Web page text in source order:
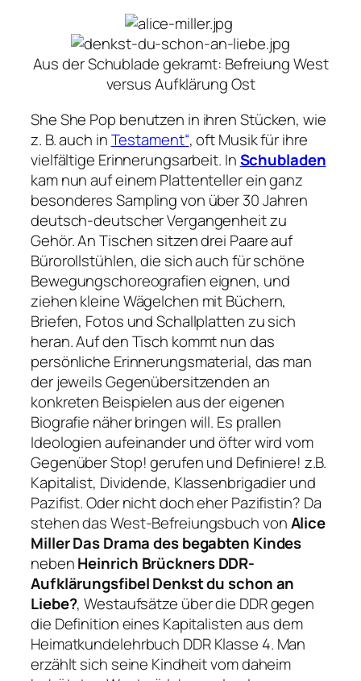
Aus der Schublade gekramt: Befreiung West
versus Aufklärung Ost
She She Pop benutzen in ihren Stücken, wie
z. B. auch inTestament“, oft Musik für ihre
vielfältige Erinnerungsarbeit. InSchubladen
kam nun auf einem Plattenteller ein ganz
besonderes Sampling von über 30 Jahren
deutsch-deutscher Vergangenheit zu
Gehör. An Tischen sitzen drei Paare auf
Bürorollstühlen, die sich auch für schöne
Bewegungschoreografien eignen, und
ziehen kleine Wägelchen mit Büchern,
Briefen, Fotos und Schallplatten zu sich
heran. Auf den Tisch kommt nun das
persönliche Erinnerungsmaterial, das man
der jeweils Gegenübersitzenden an
konkreten Beispielen aus der eigenen
Biografie näher bringen will. Es prallen
Ideologien aufeinander und öfter wird vom
Gegenüber Stop! gerufen und Definiere! z.B.
Kapitalist, Dividende, Klassenbrigadier und
Pazifist. Oder nicht doch eher Pazifistin? Da
stehen das West-Befreiungsbuch vonAlice
Miller Das Drama des begabten Kindes
nebenHeinrich Brückners DDR-
Aufklärungsfibel Denkst du schon an
Liebe?, Westaufsätze über die DDR gegen
die Definition eines Kapitalisten aus dem
Heimatkundelehrbuch DDR Klasse 4. Man
erzählt sich seine Kindheit vom daheim